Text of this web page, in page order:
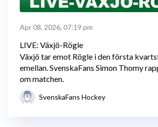
Apr 08, 2026, 07:19 pm
LIVE: Växjö-Rögle
Växjö tar emot Rögle i den första
emellan. SvenskaFans Simon Thomy
om matchen.
SvenskaFans Hockey